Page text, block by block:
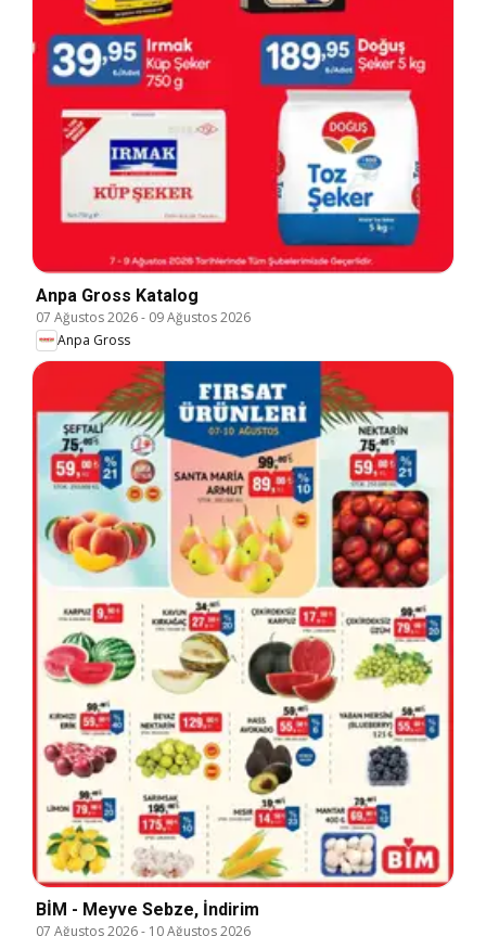
Anpa Gross Katalog
07 Ağustos 2026- 09 Ağustos 2026
Anpa Gross
BİM - Meyve Sebze, İndirim
07 Ağustos 2026- 10 Ağustos 2026